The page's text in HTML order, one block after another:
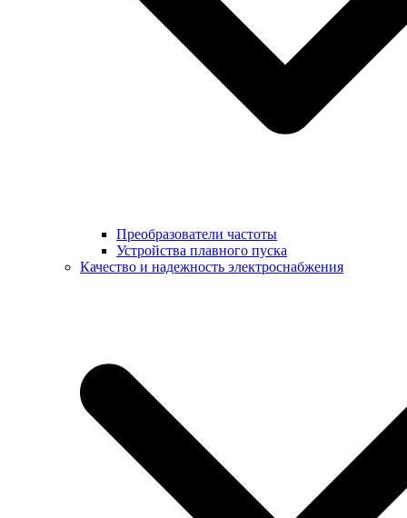
Преобразователи частоты
Устройства плавного пуска
Качество и надежность электроснабжения